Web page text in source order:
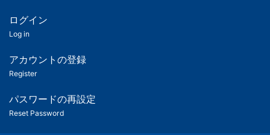
ツ
匿
名
ユ
ー
ログイン
Log in
アカウントの登録
Register
パスワードの再設定
Reset Password